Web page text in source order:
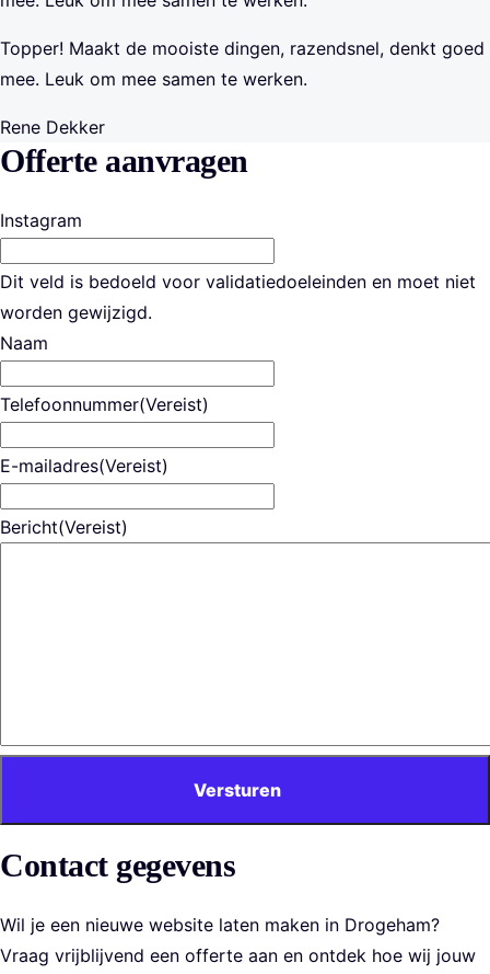
Topper! Maakt de mooiste dingen, razendsnel, denkt goed
mee. Leuk om mee samen te werken.
Rene Dekker
Offerte aanvragen
Instagram
Dit veld is bedoeld voor validatiedoeleinden en moet niet
worden gewijzigd.
Naam
Telefoonnummer(Vereist)
E-mailadres(Vereist)
Bericht(Vereist)
Versturen
Contact gegevens
Wil je een nieuwe website laten maken in Drogeham?
Vraag vrijblijvend een offerte aan en ontdek hoe wij jouw